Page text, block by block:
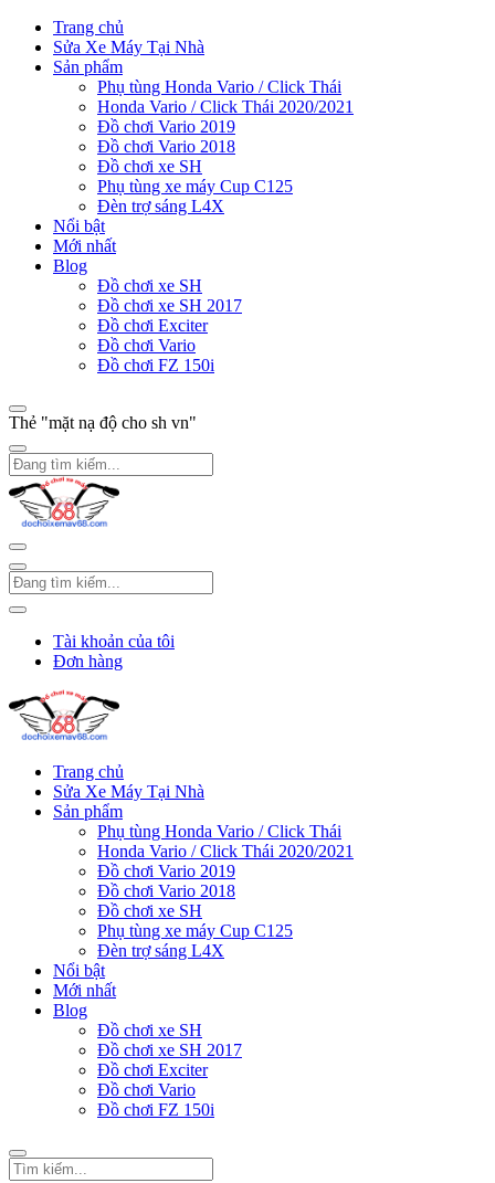
Trang chủ
Sửa Xe Máy Tại Nhà
Sản phẩm
Phụ tùng Honda Vario / Click Thái
Honda Vario / Click Thái 2020/2021
Đồ chơi Vario 2019
Đồ chơi Vario 2018
Đồ chơi xe SH
Phụ tùng xe máy Cup C125
Đèn trợ sáng L4X
Nổi bật
Mới nhất
Blog
Đồ chơi xe SH
Đồ chơi xe SH 2017
Đồ chơi Exciter
Đồ chơi Vario
Đồ chơi FZ 150i
Thẻ "mặt nạ độ cho sh vn"
Tài khoản của tôi
Đơn hàng
Trang chủ
Sửa Xe Máy Tại Nhà
Sản phẩm
Phụ tùng Honda Vario / Click Thái
Honda Vario / Click Thái 2020/2021
Đồ chơi Vario 2019
Đồ chơi Vario 2018
Đồ chơi xe SH
Phụ tùng xe máy Cup C125
Đèn trợ sáng L4X
Nổi bật
Mới nhất
Blog
Đồ chơi xe SH
Đồ chơi xe SH 2017
Đồ chơi Exciter
Đồ chơi Vario
Đồ chơi FZ 150i